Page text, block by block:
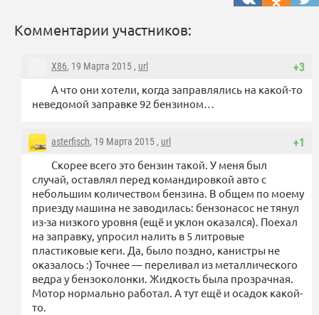
Комментарии участников:
+3
X86, 19 Марта 2015 , url
А что они хотели, когда заправлялись на какой-то
неведомой заправке 92 бензином…
+1
asterfisch, 19 Марта 2015 , url
Скорее всего это бензин такой. У меня был
случай, оставлял перед командировкой авто с
небольшим количеством бензина. В общем по моему
приезду машина не заводилась: бензонасос не тянул
из-за низкого уровня (ещё и уклон оказался). Поехал
на заправку, упросил налить в 5 литровые
пластиковые кеги. Да, было поздно, канистры не
оказалось :) Точнее — переливал из металлического
ведра у бензоколонки. Жидкость была прозрачная.
Мотор нормально работал. А тут ещё и осадок какой-
то.